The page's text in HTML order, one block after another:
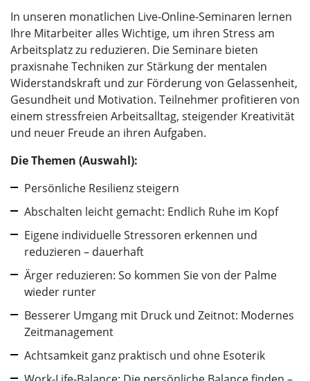
In unseren monatlichen Live-Online-Seminaren lernen
Ihre Mitarbeiter alles Wichtige, um ihren Stress am
Arbeitsplatz zu reduzieren. Die Seminare bieten
praxisnahe Techniken zur Stärkung der mentalen
Widerstandskraft und zur Förderung von Gelassenheit,
Gesundheit und Motivation. Teilnehmer profitieren von
einem stressfreien Arbeitsalltag, steigender Kreativität
und neuer Freude an ihren Aufgaben.
Die Themen (Auswahl):
Persönliche Resilienz steigern
Abschalten leicht gemacht: Endlich Ruhe im Kopf
Eigene individuelle Stressoren erkennen und
reduzieren – dauerhaft
Ärger reduzieren: So kommen Sie von der Palme
wieder runter
Besserer Umgang mit Druck und Zeitnot: Modernes
Zeitmanagement
Achtsamkeit ganz praktisch und ohne Esoterik